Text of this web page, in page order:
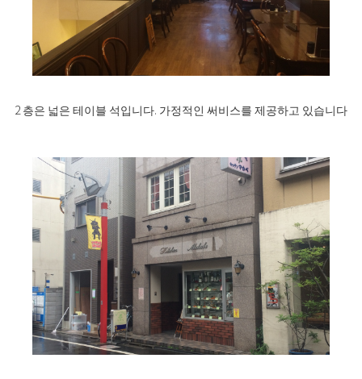
2 층은 넓은 테이블 석입니다. 가정적인 써비스를 제공하고 있습니다